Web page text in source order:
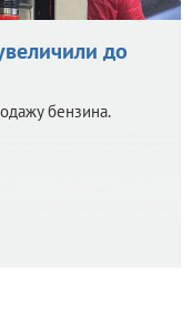
до
бензина.